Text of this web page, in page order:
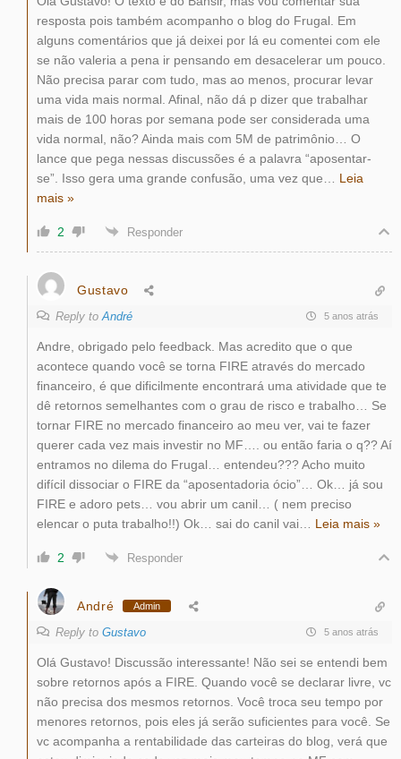
resposta pois também acompanho o blog do Frugal. Em
alguns comentários que já deixei por lá eu comentei com ele
se não valeria a pena ir pensando em desacelerar um pouco.
Não precisa parar com tudo, mas ao menos, procurar levar
uma vida mais normal. Afinal, não dá p dizer que trabalhar
mais de 100 horas por semana pode ser considerada uma
vida normal, não? Ainda mais com 5M de patrimônio… O
lance que pega nessas discussões é a palavra “aposentar-
se”. Isso gera uma grande confusão, uma vez que
Leia
mais »
2 Responder
Gustavo
Reply to André 5 anos atrás
Andre, obrigado pelo feedback. Mas acredito que o que
acontece quando você se torna FIRE através do mercado
financeiro, é que dificilmente encontrará uma atividade que te
dê retornos semelhantes com o grau de risco e trabalho… Se
tornar FIRE no mercado financeiro ao meu ver, vai te fazer
querer cada vez mais investir no MF…. ou então faria o q?? Aí
entramos no dilema do Frugal… entendeu??? Acho muito
difícil dissociar o FIRE da “aposentadoria ócio”… Ok… já sou
FIRE e adoro pets… vou abrir um canil… ( nem preciso
elencar o puta trabalho!!) Ok… sai do canil vai
Leia mais »
2 Responder
André Admin
Reply to Gustavo 5 anos atrás
Olá Gustavo! Discussão interessante! Não sei se entendi bem
sobre retornos após a FIRE. Quando você se declarar livre, vc
não precisa dos mesmos retornos. Você troca seu tempo por
menores retornos, pois eles já serão suficientes para você. Se
vc acompanha a rentabilidade das carteiras do blog, verá que